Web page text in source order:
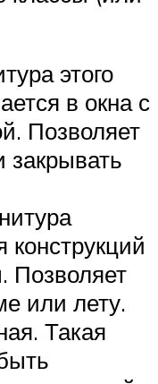
этого
в окна с
Позволяет
закрывать
конструкций
Позволяет
или лету.
Такая